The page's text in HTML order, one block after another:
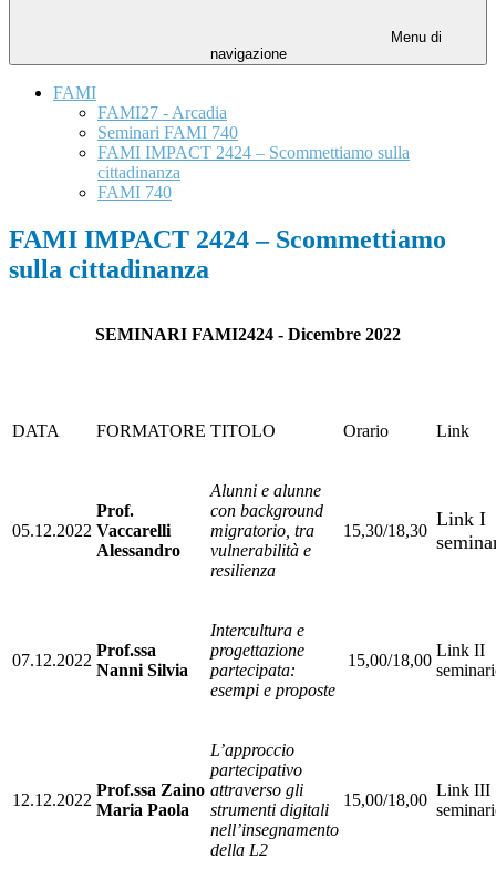
Menu di
navigazione
FAMI
FAMI27 - Arcadia
Seminari FAMI 740
FAMI IMPACT 2424 – Scommettiamo sulla
cittadinanza
FAMI 740
FAMI IMPACT 2424 – Scommettiamo
sulla cittadinanza
SEMINARI FAMI2424 - Dicembre 2022
DATA FORMATORE TITOLO Orario Link
05.12.2022
Prof.
Vaccarelli
Alessandro
Alunni e alunne
con background
migratorio, tra
vulnerabilità e
resilienza
15,30/18,30
Link I
07.12.2022
Prof.ssa
Nanni Silvia
Intercultura e
progettazione
partecipata:
esempi e proposte
15,00/18,00
Link II
12.12.2022
Prof.ssa Zaino
Maria Paola
L’approccio
partecipativo
attraverso gli
strumenti digitali
nell’insegnamento
della L2
15,00/18,00
Link III